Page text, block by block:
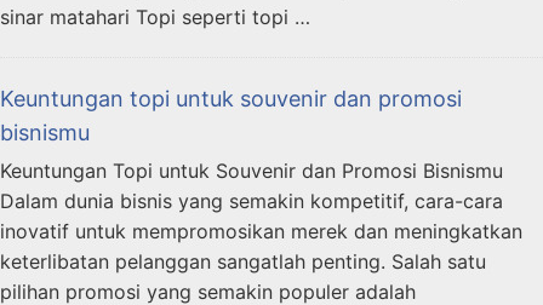
sinar matahari Topi seperti topi …
Keuntungan topi untuk souvenir dan promosi
bisnismu
Keuntungan Topi untuk Souvenir dan Promosi Bisnismu
Dalam dunia bisnis yang semakin kompetitif, cara-cara
inovatif untuk mempromosikan merek dan meningkatkan
keterlibatan pelanggan sangatlah penting. Salah satu
pilihan promosi yang semakin populer adalah